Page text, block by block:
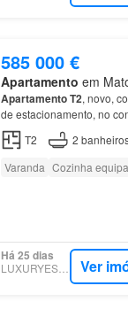
585 000 €
Apartamento em
ApartamentoT2, novo,
de estacionamento, no
apartamentos
de
T2 2
Varanda Cozinha
Há 25 dias
LUXURYESTATE Ver